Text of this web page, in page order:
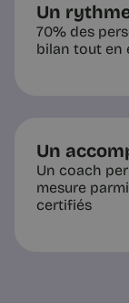
Un
70% des
bilan tout en
Un
Un coach
mesure
certifiés